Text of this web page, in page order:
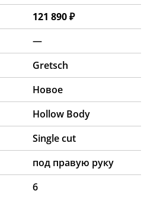
121 890 ₽
—
Gretsch
Новое
Hollow Body
Single cut
под правую руку
6